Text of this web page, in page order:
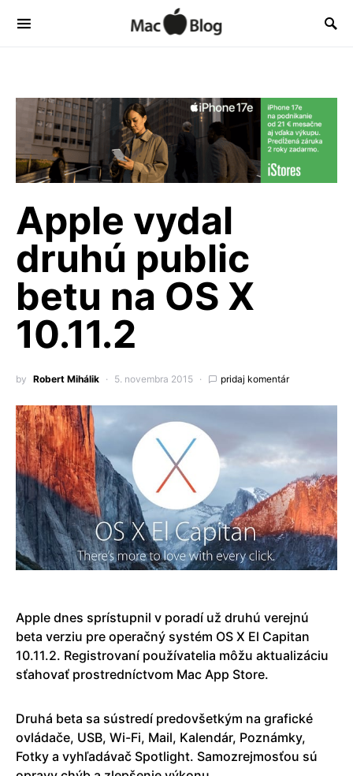
Apple vydal
druhú public
betu na OS X
10.11.2
by Robert Mihálik 5. novembra 2015 pridaj komentár
Apple dnes sprístupnil v poradí už druhú verejnú
beta verziu pre operačný systém OS X El Capitan
10.11.2. Registrovaní používatelia môžu aktualizáciu
sťahovať prostredníctvom Mac App Store.
Druhá beta sa sústredí predovšetkým na grafické
ovládače, USB, Wi-Fi, Mail, Kalendár, Poznámky,
Fotky a vyhľadávač Spotlight. Samozrejmosťou sú